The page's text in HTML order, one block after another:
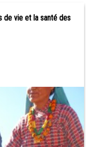
de vie et la santé des